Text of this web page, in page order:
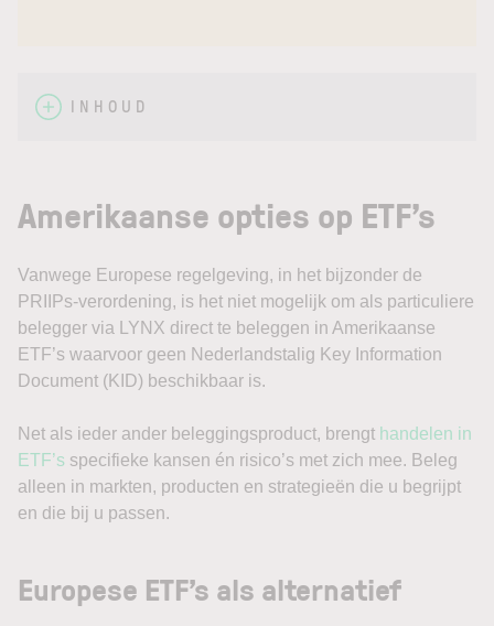
INHOUD
Amerikaanse opties op ETF’s
Vanwege Europese regelgeving, in het bijzonder de
PRIIPs-verordening, is het niet mogelijk om als particuliere
belegger via LYNX direct te beleggen in Amerikaanse
ETF’s waarvoor geen Nederlandstalig Key Information
Document (KID) beschikbaar is.
Net als ieder ander beleggingsproduct, brengt handelen in
ETF’s specifieke kansen én risico’s met zich mee. Beleg
alleen in markten, producten en strategieën die u begrijpt
en die bij u passen.
Europese ETF’s als alternatief